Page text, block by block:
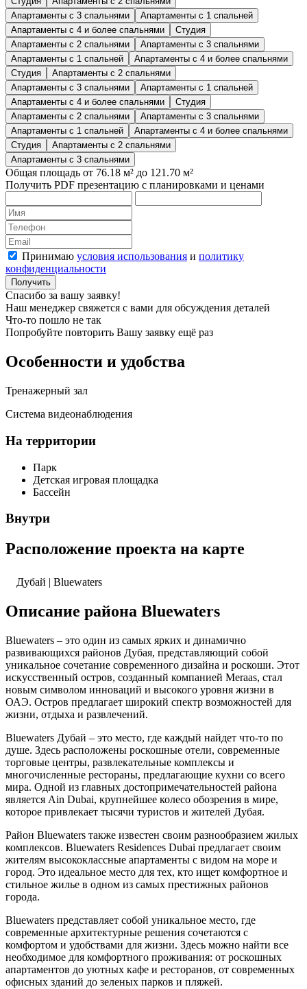
Апартаменты с 3 спальнями
Апартаменты с 1 спальней
Апартаменты с 4 и более спальнями
Студия
Апартаменты с 2 спальнями
Апартаменты с 3 спальнями
Апартаменты с 1 спальней
Апартаменты с 4 и более спальнями
Студия
Апартаменты с 2 спальнями
Апартаменты с 3 спальнями
Апартаменты с 1 спальней
Апартаменты с 4 и более спальнями
Студия
Апартаменты с 2 спальнями
Апартаменты с 3 спальнями
Апартаменты с 1 спальней
Апартаменты с 4 и более спальнями
Студия
Апартаменты с 2 спальнями
Апартаменты с 3 спальнями
Общая площадь от 76.18 м² до 121.70 м²
Получить PDF презентацию с планировками и ценами
Принимаю условия использования и политику
конфиденциальности
Получить
Спасибо за вашу заявку!
Наш менеджер свяжется с вами для обсуждения деталей
Что-то пошло не так
Попробуйте повторить Вашу заявку ещё раз
Особенности и удобства
Тренажерный зал
Система видеонаблюдения
На территории
Парк
Детская игровая площадка
Бассейн
Внутри
Расположение проекта на карте
Дубай | Bluewaters
Описание района Bluewaters
Bluewaters – это один из самых ярких и динамично
развивающихся районов Дубая, представляющий собой
уникальное сочетание современного дизайна и роскоши. Этот
искусственный остров, созданный компанией Meraas, стал
новым символом инноваций и высокого уровня жизни в
ОАЭ. Остров предлагает широкий спектр возможностей для
жизни, отдыха и развлечений.
Bluewaters Дубай – это место, где каждый найдет что-то по
душе. Здесь расположены роскошные отели, современные
торговые центры, развлекательные комплексы и
многочисленные рестораны, предлагающие кухни со всего
мира. Одной из главных достопримечательностей района
является Ain Dubai, крупнейшее колесо обозрения в мире,
которое привлекает тысячи туристов и жителей Дубая.
Район Bluewaters также известен своим разнообразием жилых
комплексов. Bluewaters Residences Dubai предлагает своим
жителям высококлассные апартаменты с видом на море и
город. Это идеальное место для тех, кто ищет комфортное и
стильное жилье в одном из самых престижных районов
города.
Bluewaters представляет собой уникальное место, где
современные архитектурные решения сочетаются с
комфортом и удобствами для жизни. Здесь можно найти все
необходимое для комфортного проживания: от роскошных
апартаментов до уютных кафе и ресторанов, от современных
офисных зданий до зеленых парков и пляжей.